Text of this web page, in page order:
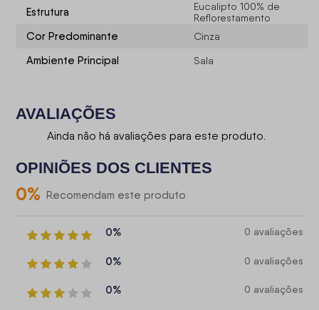
Estrutura
Eucalipto 100% de
Reflorestamento
Cor Predominante Cinza
Ambiente Principal Sala
AVALIAÇÕES
Ainda não há avaliações para este produto.
OPINIÕES DOS CLIENTES
0% Recomendam este produto
0% 0 avaliações
0% 0 avaliações
0% 0 avaliações